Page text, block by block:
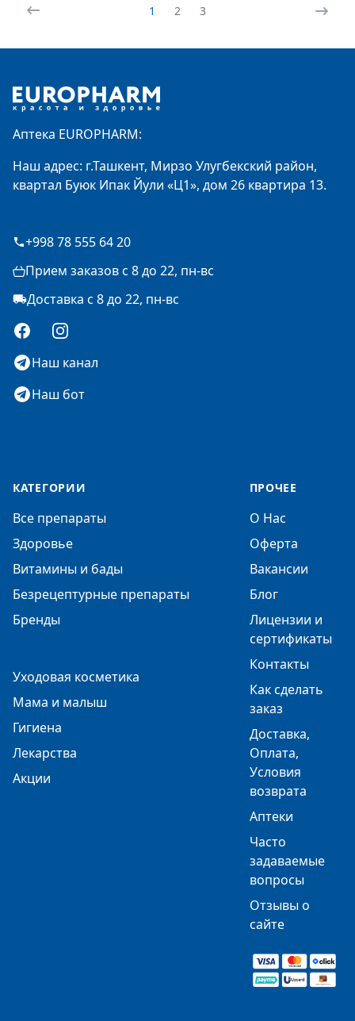
1 2 3
Аптека EUROPHARM:
Наш адрес: г.Ташкент, Мирзо Улугбекский район,
квартал Буюк Ипак Йули «Ц1», дом 26 квартира 13.
+998 78 555 64 20
Прием заказов с 8 до 22, пн-вс
Доставка с 8 до 22, пн-вс
FacebookInstagram
Наш канал
Наш бот
КАТЕГОРИИ
Все препараты
Здоровье
Витамины и бады
Безрецептурные препараты
Бренды
Уходовая косметика
Мама и малыш
Гигиена
Лекарства
Акции
ПРОЧЕЕ
О Нас
Оферта
Вакансии
Блог
Лицензии и
сертификаты
Контакты
Как сделать
заказ
Доставка,
Оплата,
Условия
возврата
Аптеки
Часто
задаваемые
вопросы
Отзывы о
сайте